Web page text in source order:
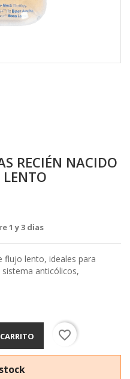
RECIÉN NACIDO
1 y 3 dias
flujo lento, ideales para
anticólicos,
favorite_border